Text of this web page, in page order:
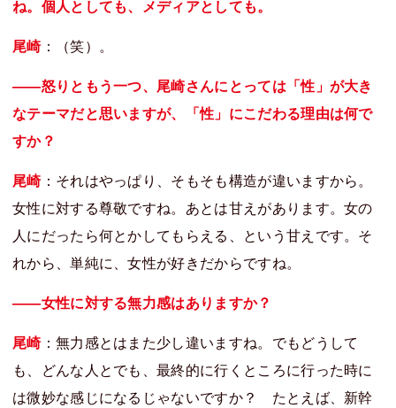
ね。個人としても、メディアとしても。
尾崎：（笑）。
――怒りともう一つ、尾崎さんにとっては「性」が大き
なテーマだと思いますが、「性」にこだわる理由は何で
すか？
尾崎：それはやっぱり、そもそも構造が違いますから。
女性に対する尊敬ですね。あとは甘えがあります。女の
人にだったら何とかしてもらえる、という甘えです。そ
れから、単純に、女性が好きだからですね。
――女性に対する無力感はありますか？
尾崎：無力感とはまた少し違いますね。でもどうして
も、どんな人とでも、最終的に行くところに行った時に
は微妙な感じになるじゃないですか？ たとえば、新幹